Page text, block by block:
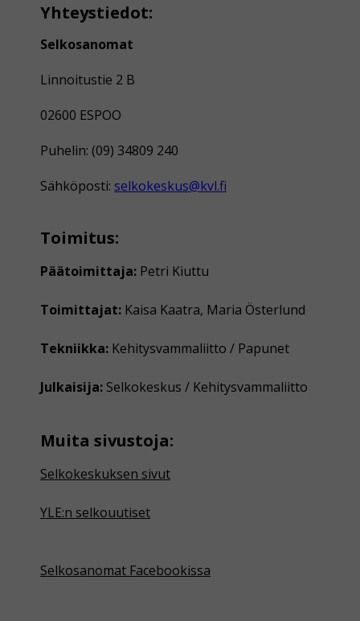
Yhteystiedot:
Selkosanomat
Linnoitustie 2 B
02600 ESPOO
Puhelin: (09) 34809 240
Sähköposti: selkokeskus@kvl.fi
Toimitus:
Päätoimittaja: Petri Kiuttu
Toimittajat: Kaisa Kaatra, Maria Österlund
Tekniikka: Kehitysvammaliitto / Papunet
Julkaisija: Selkokeskus / Kehitysvammaliitto
Muita sivustoja:
Selkokeskuksen sivut
YLE:n selkouutiset
Selkosanomat Facebookissa